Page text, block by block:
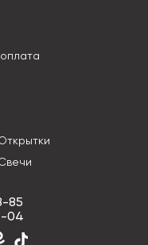
85
04